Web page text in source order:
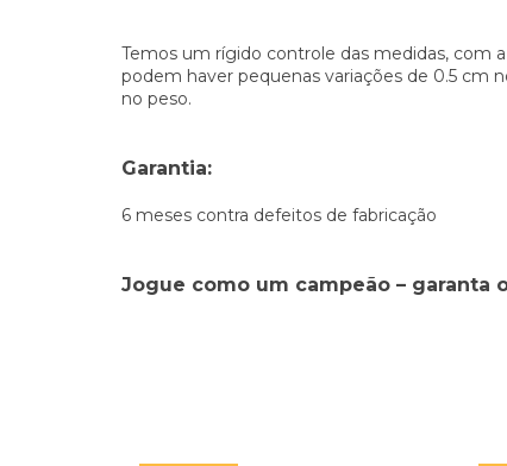
Temos um rígido controle das medidas, com
podem haver pequenas variações de 0.5 cm
no peso.
Garantia:
6 meses contra defeitos de fabricação
Jogue como um campeão – garanta